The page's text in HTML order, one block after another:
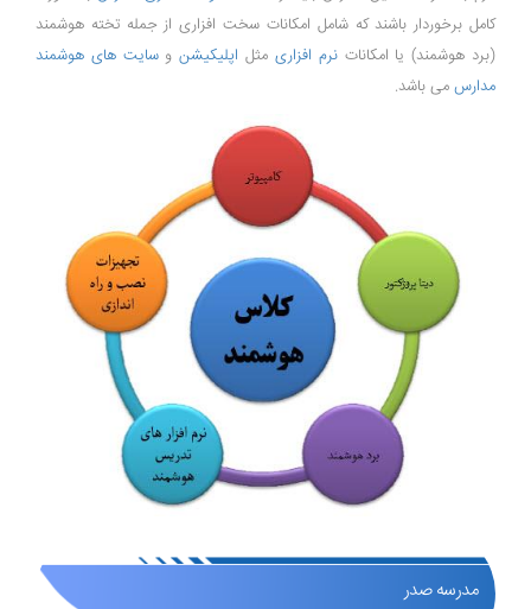
کامل برخوردار باشند که شامل امکانات سخت افزاری از جمله تخته هوشمند
(برد هوشمند) یا امکاناتنرم افزاری مثل اپلیکیشنوسایت های هوشمند
مدارس می باشد.
مدرسه صدر